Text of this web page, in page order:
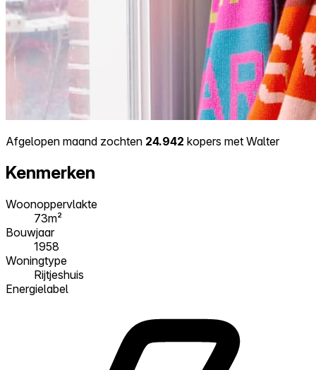
Afgelopen maand zochten 24.942 kopers met Walter
Kenmerken
Woonoppervlakte
73m²
Bouwjaar
1958
Woningtype
Rijtjeshuis
Energielabel